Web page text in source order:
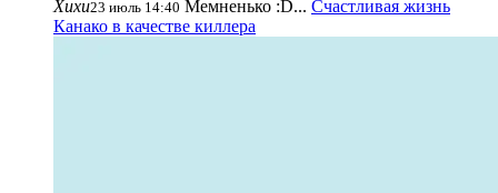
Хихи23 июль 14:40 Мемненько :D... Счастливая жизнь
Канако в качестве киллера